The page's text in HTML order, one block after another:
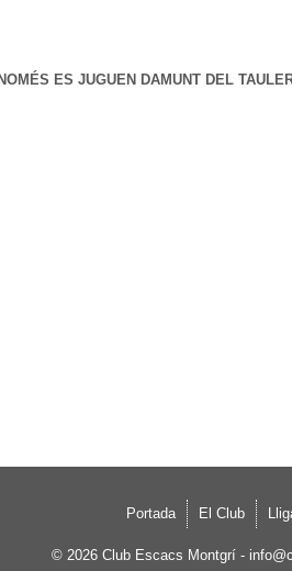
ES JUGUEN DAMUNT DEL
Portada El Club
© 2026 Club Escacs Montgrí-